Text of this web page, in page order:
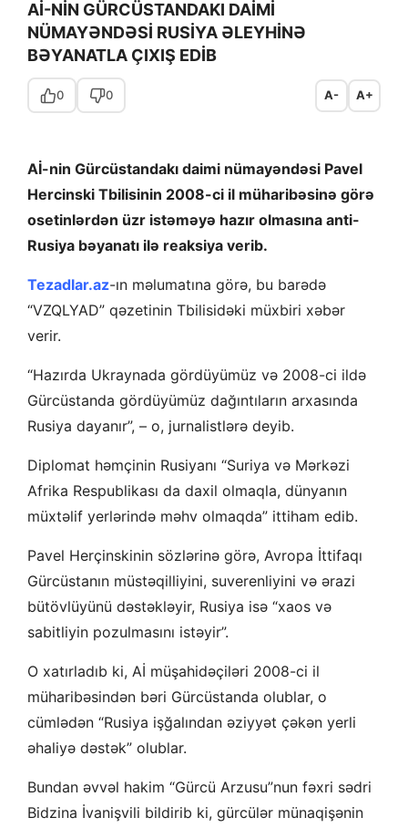
Aİ-NİN GÜRCÜSTANDAKI DAİMİ
NÜMAYƏNDƏSİ RUSİYA ƏLEYHİNƏ
BƏYANATLA ÇIXIŞ EDİB
0 0 A- A+
Aİ-nin Gürcüstandakı daimi nümayəndəsi Pavel
Hercinski Tbilisinin 2008-ci il müharibəsinə görə
osetinlərdən üzr istəməyə hazır olmasına anti-
Rusiya bəyanatı ilə reaksiya verib.
Tezadlar.az-ın məlumatına görə, bu barədə
“VZQLYAD” qəzetinin Tbilisidəki müxbiri xəbər
verir.
“Hazırda Ukraynada gördüyümüz və 2008-ci ildə
Gürcüstanda gördüyümüz dağıntıların arxasında
Rusiya dayanır”, – o, jurnalistlərə deyib.
Diplomat həmçinin Rusiyanı “Suriya və Mərkəzi
Afrika Respublikası da daxil olmaqla, dünyanın
müxtəlif yerlərində məhv olmaqda” ittiham edib.
Pavel Herçinskinin sözlərinə görə, Avropa İttifaqı
Gürcüstanın müstəqilliyini, suverenliyini və ərazi
bütövlüyünü dəstəkləyir, Rusiya isə “xaos və
sabitliyin pozulmasını istəyir”.
O xatırladıb ki, Aİ müşahidəçiləri 2008-ci il
müharibəsindən bəri Gürcüstanda olublar, o
cümlədən “Rusiya işğalından əziyyət çəkən yerli
əhaliyə dəstək” olublar.
Bundan əvvəl hakim “Gürcü Arzusu”nun fəxri sədri
Bidzina İvanişvili bildirib ki, gürcülər münaqişənin